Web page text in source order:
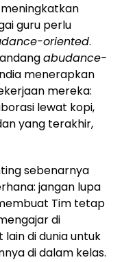
guru perlu
oriented.
abudance-
menerapkan
mereka:
lewat kopi,
yang terakhir,
sebenarnya
jangan lupa
Tim tetap
di
lain di dunia untuk
di dalam kelas.